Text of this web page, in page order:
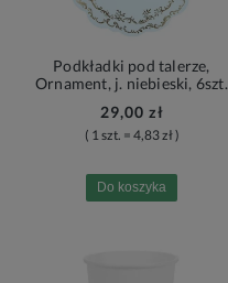
Podkładki pod talerze,
Ornament, j. niebieski, 6szt.
29,00 zł
( 1 szt. = 4,83 zł )
Do koszyka